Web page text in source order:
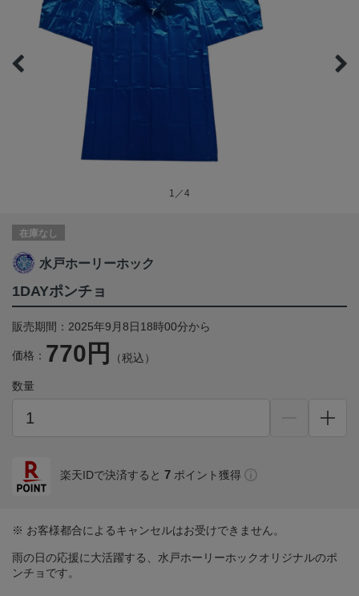
1／4
在庫なし
水戸ホーリーホック
1DAYポンチョ
販売期間：2025年9月8日18時00分から
価格： 770円 （税込）
数量
楽天IDで決済すると 7 ポイント獲得
※ お客様都合によるキャンセルはお受けできません。
雨の日の応援に大活躍する、水戸ホーリーホックオリジナルのポ
ンチョです。